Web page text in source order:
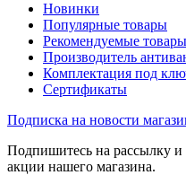
Новинки
Популярные товары
Рекомендуемые товары
Производитель
Комплектация под
Сертификаты
Подписка на новости
Подпишитесь на рассылку и
акции нашего магазина.